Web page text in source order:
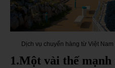
Dịch vụ chuyển hàng từ Việt
1.Một vài thế mạnh